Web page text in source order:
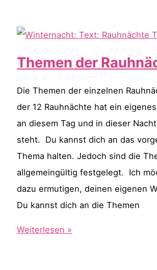
der
mit
Themen der
Die Themen der einzelnen
der 12 Rauhnächte hat ein
an diesem Tag und in dieser
steht. Du kannst dich an das
Thema halten. Jedoch sind die
allgemeingültig festgelegt. Ich
dazu ermutigen, deinen eigenen
Du kannst dich an die Themen
Themen
Weiterlesen »